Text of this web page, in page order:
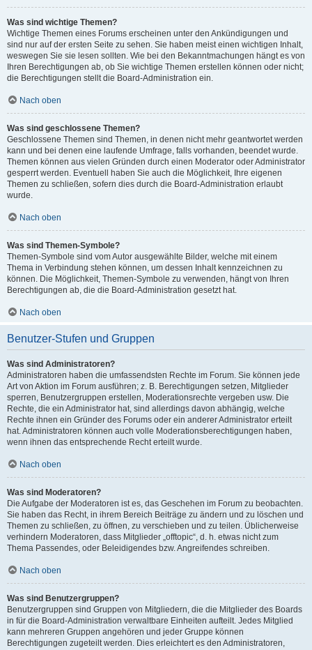
Was sind wichtige Themen?
Wichtige Themen eines Forums erscheinen unter den Ankündigungen und
sind nur auf der ersten Seite zu sehen. Sie haben meist einen wichtigen Inhalt,
weswegen Sie sie lesen sollten. Wie bei den Bekanntmachungen hängt es von
Ihren Berechtigungen ab, ob Sie wichtige Themen erstellen können oder nicht;
die Berechtigungen stellt die Board-Administration ein.
Nach oben
Was sind geschlossene Themen?
Geschlossene Themen sind Themen, in denen nicht mehr geantwortet werden
kann und bei denen eine laufende Umfrage, falls vorhanden, beendet wurde.
Themen können aus vielen Gründen durch einen Moderator oder Administrator
gesperrt werden. Eventuell haben Sie auch die Möglichkeit, Ihre eigenen
Themen zu schließen, sofern dies durch die Board-Administration erlaubt
wurde.
Nach oben
Was sind Themen-Symbole?
Themen-Symbole sind vom Autor ausgewählte Bilder, welche mit einem
Thema in Verbindung stehen können, um dessen Inhalt kennzeichnen zu
können. Die Möglichkeit, Themen-Symbole zu verwenden, hängt von Ihren
Berechtigungen ab, die die Board-Administration gesetzt hat.
Nach oben
Benutzer-Stufen und Gruppen
Was sind Administratoren?
Administratoren haben die umfassendsten Rechte im Forum. Sie können jede
Art von Aktion im Forum ausführen; z. B. Berechtigungen setzen, Mitglieder
sperren, Benutzergruppen erstellen, Moderationsrechte vergeben usw. Die
Rechte, die ein Administrator hat, sind allerdings davon abhängig, welche
Rechte ihnen ein Gründer des Forums oder ein anderer Administrator erteilt
hat. Administratoren können auch volle Moderationsberechtigungen haben,
wenn ihnen das entsprechende Recht erteilt wurde.
Nach oben
Was sind Moderatoren?
Die Aufgabe der Moderatoren ist es, das Geschehen im Forum zu beobachten.
Sie haben das Recht, in ihrem Bereich Beiträge zu ändern und zu löschen und
Themen zu schließen, zu öffnen, zu verschieben und zu teilen. Üblicherweise
verhindern Moderatoren, dass Mitglieder „offtopic“, d. h. etwas nicht zum
Thema Passendes, oder Beleidigendes bzw. Angreifendes schreiben.
Nach oben
Was sind Benutzergruppen?
Benutzergruppen sind Gruppen von Mitgliedern, die die Mitglieder des Boards
in für die Board-Administration verwaltbare Einheiten aufteilt. Jedes Mitglied
kann mehreren Gruppen angehören und jeder Gruppe können
Berechtigungen zugeteilt werden. Dies erleichtert es den Administratoren,